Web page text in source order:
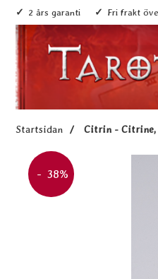
2 års garanti Fri frakt
Startsidan Citrin - Citrine,
Priset är nedsatt med
- 38%